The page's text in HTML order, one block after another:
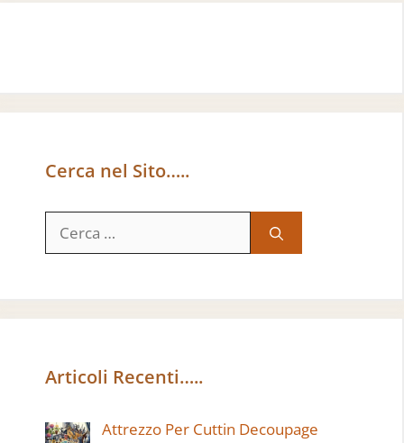
Cerca nel Sito…..
per:
Articoli Recenti…..
Attrezzo Per Cuttin Decoupage